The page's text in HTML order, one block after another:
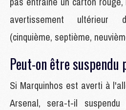
avertissement ultérieur
(cinquième, septième,
Peut-on être
Si Marquinhos est averti à
Arsenal, sera-t-il